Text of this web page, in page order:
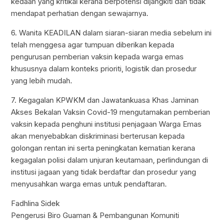
mendapat perhatian dengan sewajarnya.
6. Wanita KEADILAN dalam siaran-siaran media sebelum ini
telah menggesa agar tumpuan diberikan kepada
pengurusan pemberian vaksin kepada warga emas
khususnya dalam konteks prioriti, logistik dan prosedur
yang lebih mudah.
7. Kegagalan KPWKM dan Jawatankuasa Khas Jaminan
Akses Bekalan Vaksin Covid-19 mengutamakan pemberian
vaksin kepada penghuni institusi penjagaan Warga Emas
akan menyebabkan diskriminasi berterusan kepada
golongan rentan ini serta peningkatan kematian kerana
kegagalan polisi dalam unjuran keutamaan, perlindungan di
institusi jagaan yang tidak berdaftar dan prosedur yang
menyusahkan warga emas untuk pendaftaran.
Fadhlina Sidek
Pengerusi Biro Guaman & Pembangunan Komuniti